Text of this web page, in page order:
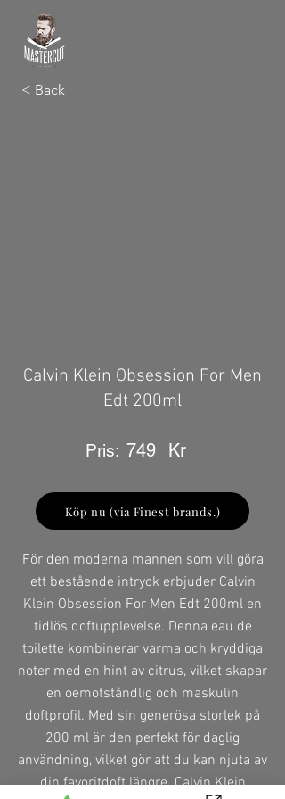
< Back
Calvin Klein Obsession For Men
Edt 200ml
Pris: 749 Kr
Köp nu (via Finest brands.)
För den moderna mannen som vill göra
ett bestående intryck erbjuder Calvin
Klein Obsession For Men Edt 200ml en
tidlös doftupplevelse. Denna eau de
toilette kombinerar varma och kryddiga
noter med en hint av citrus, vilket skapar
en oemotståndlig och maskulin
doftprofil. Med sin generösa storlek på
200 ml är den perfekt för daglig
användning, vilket gör att du kan njuta av
din favoritdoft längre. Calvin Klein